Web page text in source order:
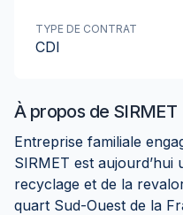
À propos de SIRMET
Entreprise familiale
SIRMET est
recyclage et de la
quart Sud-Ouest de la
TYPE DE CONTRAT
CDI